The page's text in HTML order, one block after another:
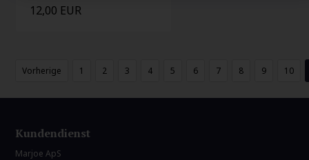
12,00 EUR
Vorherige 1 2 3 4 5 6 7 8 9 10
Kundendienst
Marjoe ApS